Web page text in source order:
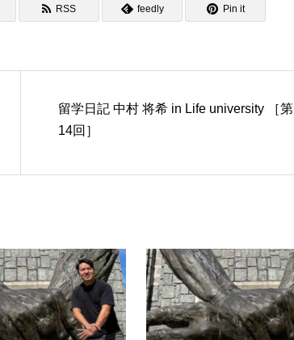
RSS feedly Pin it
留学日記 中村 将希 in Life university ［第
14回］